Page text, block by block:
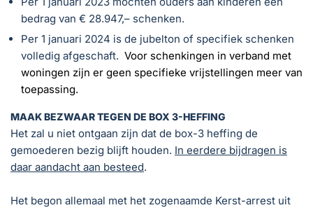
bedrag van € 28.947,– schenken.
Per 1 januari 2024 is de jubelton of specifiek schenken
volledig afgeschaft. Voor schenkingen in verband met
woningen zijn er geen specifieke vrijstellingen meer van
toepassing.
MAAK BEZWAAR TEGEN DE BOX 3-HEFFING
Het zal u niet ontgaan zijn dat de box-3 heffing de
gemoederen bezig blijft houden. In eerdere bijdragen is
daar aandacht aan besteed.
Het begon allemaal met het zogenaamde Kerst-arrest uit